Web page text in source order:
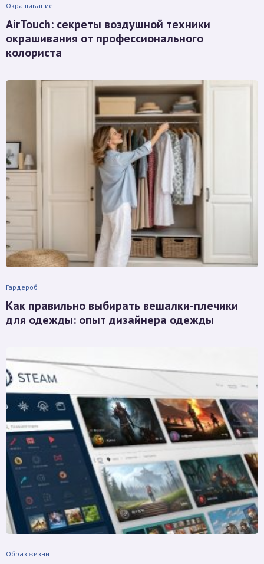
Окрашивание
AirTouch: секреты воздушной техники
окрашивания от профессионального
колориста
Гардероб
Как правильно выбирать вешалки-плечики
для одежды: опыт дизайнера одежды
Образ жизни